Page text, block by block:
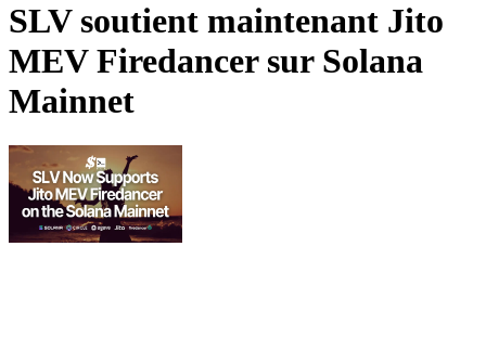
SLV soutient maintenant Jito
MEV Firedancer sur Solana
Mainnet